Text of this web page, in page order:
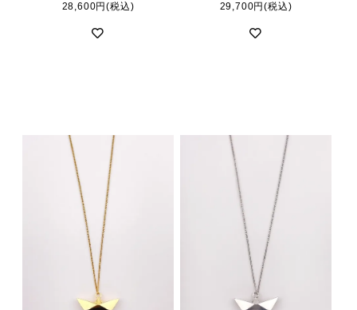
28,600円(税込)
29,700円(税込)